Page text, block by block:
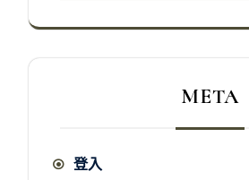
META
登入